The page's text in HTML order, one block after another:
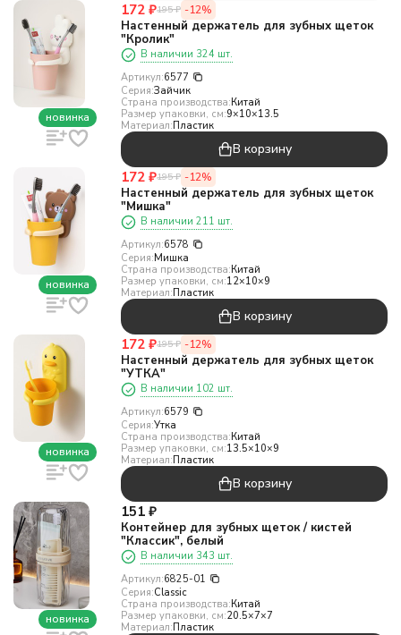
новинка
172 ₽195 ₽ -12%
Настенный держатель для зубных щеток
"Кролик"
В наличии 324 шт.
Артикул:6577
Серия:Зайчик
Страна производства:Китай
Размер упаковки, см:9×10×13.5
Материал:Пластик
В корзину
новинка
172 ₽195 ₽ -12%
Настенный держатель для зубных щеток
"Мишка"
В наличии 211 шт.
Артикул:6578
Серия:Мишка
Страна производства:Китай
Размер упаковки, см:12×10×9
Материал:Пластик
В корзину
новинка
172 ₽195 ₽ -12%
Настенный держатель для зубных щеток
"УТКА"
В наличии 102 шт.
Артикул:6579
Серия:Утка
Страна производства:Китай
Размер упаковки, см:13.5×10×9
Материал:Пластик
В корзину
новинка
151 ₽
Контейнер для зубных щеток / кистей
"Классик", белый
В наличии 343 шт.
Артикул:6825-01
Серия:Classic
Страна производства:Китай
Размер упаковки, см:20.5×7×7
Материал:Пластик